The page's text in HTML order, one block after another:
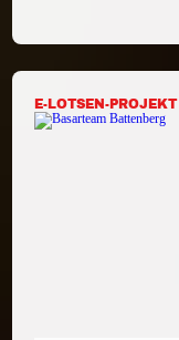
E-LOTSEN-PROJEKT